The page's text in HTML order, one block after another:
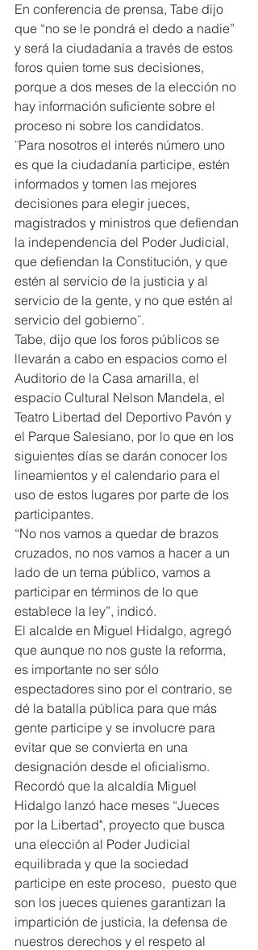
En conferencia de prensa, Tabe dijo
que “no se le pondrá el dedo a nadie”
y será la ciudadanía a través de estos
foros quien tome sus decisiones,
porque a dos meses de la elección no
hay información suficiente sobre el
proceso ni sobre los candidatos.
¨Para nosotros el interés número uno
es que la ciudadanía participe, estén
informados y tomen las mejores
decisiones para elegir jueces,
magistrados y ministros que defiendan
la independencia del Poder Judicial,
que defiendan la Constitución, y que
estén al servicio de la justicia y al
servicio de la gente, y no que estén al
servicio del gobierno¨.
Tabe, dijo que los foros públicos se
llevarán a cabo en espacios como el
Auditorio de la Casa amarilla, el
espacio Cultural Nelson Mandela, el
Teatro Libertad del Deportivo Pavón y
el Parque Salesiano, por lo que en los
siguientes días se darán conocer los
lineamientos y el calendario para el
uso de estos lugares por parte de los
participantes.
“No nos vamos a quedar de brazos
cruzados, no nos vamos a hacer a un
lado de un tema público, vamos a
participar en términos de lo que
establece la ley”, indicó.
El alcalde en Miguel Hidalgo, agregó
que aunque no nos guste la reforma,
es importante no ser sólo
espectadores sino por el contrario, se
dé la batalla pública para que más
gente participe y se involucre para
evitar que se convierta en una
designación desde el oficialismo.
Recordó que la alcaldía Miguel
Hidalgo lanzó hace meses “Jueces
por la Libertad", proyecto que busca
una elección al Poder Judicial
equilibrada y que la sociedad
participe en este proceso,  puesto que
son los jueces quienes garantizan la
impartición de justicia, la defensa de
nuestros derechos y el respeto al